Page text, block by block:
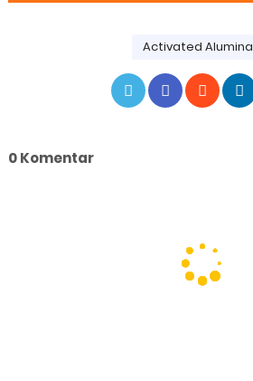
Activated Alumina
0 Komentar